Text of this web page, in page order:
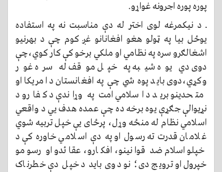
پوره پوره اجرونه غواړو.
ــ د نیکمرغه لوی اختر له دې مناسبت نه په استفاده
یوځل بیا په ټولو هغو افغانانو غږ کوم چې د بهرنیو
اشغالګرو سره په نظامي او ملکي برخو کې کار کوي،چې
دوی دي یوه شیبه په خپل موقف له سره غور
وکړي،دوی باید پوه شي چې په افغانستان د امریکا او
متحدینو برید د اسلامي امت په وړاندې د کفارو د
نړیوالې جګړې یوه برخه ده چې عمده هدف یي د واقعي
اسلامي نظام له منځه وړل، پرځای یې خپل تربیه شوي
غلامان قدرت ته رسول او په دې اسلامي خاوره کې د
خپلو اسلام ضد قوانینو، افکارو، عقائدو او رسومو
خپرول او ترویج دی؛ نو دوی باید د خپل دې خطرناک